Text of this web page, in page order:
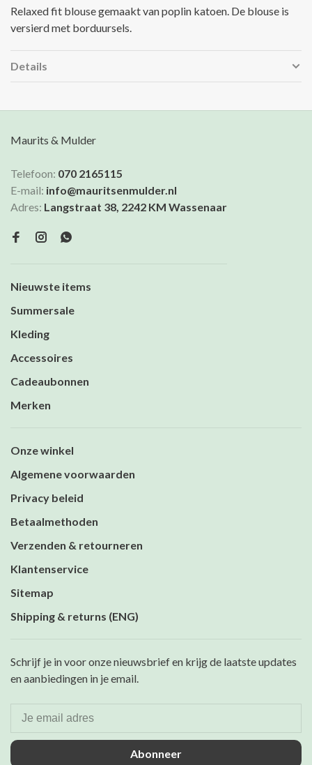
Relaxed fit blouse gemaakt van poplin katoen. De blouse is
versierd met borduursels.
Details
Maurits & Mulder
Telefoon: 070 2165115
E-mail: info@mauritsenmulder.nl
Adres: Langstraat 38, 2242 KM Wassenaar
Nieuwste items
Summersale
Kleding
Accessoires
Cadeaubonnen
Merken
Onze winkel
Algemene voorwaarden
Privacy beleid
Betaalmethoden
Verzenden & retourneren
Klantenservice
Sitemap
Shipping & returns (ENG)
Schrijf je in voor onze nieuwsbrief en krijg de laatste updates
en aanbiedingen in je email.
Abonneer